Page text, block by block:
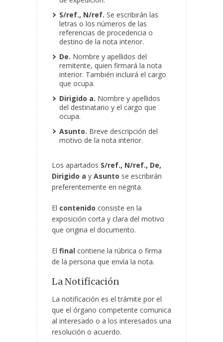
S/ref., N/ref. Se escribirán las
letras o los números de las
referencias de procedencia o
destino de la nota interior.
De. Nombre y apellidos del
remitente, quien firmará la nota
interior. También incluirá el cargo
que ocupa.
Dirigido a. Nombre y apellidos
del destinatario y el cargo que
ocupa.
Asunto. Breve descripción del
motivo de la nota interior.
Los apartados S/ref., N/ref., De,
Dirigido a y Asunto se escribirán
preferentemente en negrita.
El contenido consiste en la
exposición corta y clara del motivo
que origina el documento.
El final contiene la rúbrica o firma
de la persona que envía la nota.
La Notificación
La notificación es el trámite por el
que el órgano competente comunica
al interesado o a los interesados una
resolución o acuerdo.